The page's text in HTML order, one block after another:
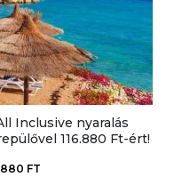
Inclusive nyaralás
116.880 Ft-ért!
FT